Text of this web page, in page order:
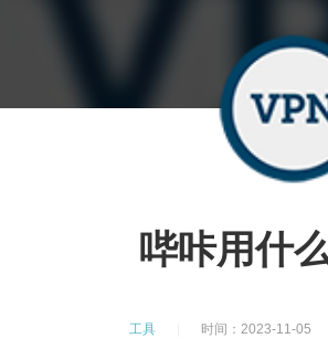
哔咔用什
工具 时间：2023-11-05